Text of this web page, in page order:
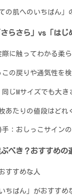
の肌へのいちばん」
さらさら」vs「は
に触ってわかる柔
の戻りや通気性を
じMサイズでも大き
あたりの値段はどれ
：おしっこサイン
べき？おすすめの
すすめな人
ちばん」がおすすめ